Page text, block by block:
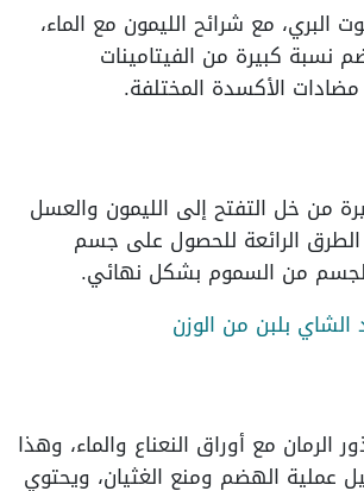
البري، مع شرائح الليمون مع الماء،
نسبة كبيرة من الفيتامينات
الأكسدة المختلفة.
من خل التفتح إلى الليمون والعسل
الطرق الرائعة للحصول على جسم
من السموم بشكل نهائي.
الشاي بلبن من الوزن
الرمان مع أوراق النعناع والماء، وهذا
الهضم ومنع الغثيان، ويحتوي